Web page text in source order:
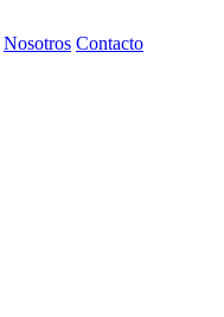
Nosotros Contacto